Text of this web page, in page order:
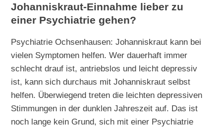
Johanniskraut-Einnahme lieber zu
einer Psychiatrie gehen?
Psychiatrie Ochsenhausen: Johanniskraut kann bei
vielen Symptomen helfen. Wer dauerhaft immer
schlecht drauf ist, antriebslos und leicht depressiv
ist, kann sich durchaus mit Johanniskraut selbst
helfen. Überwiegend treten die leichten depressiven
Stimmungen in der dunklen Jahreszeit auf. Das ist
noch lange kein Grund, sich mit einer Psychiatrie